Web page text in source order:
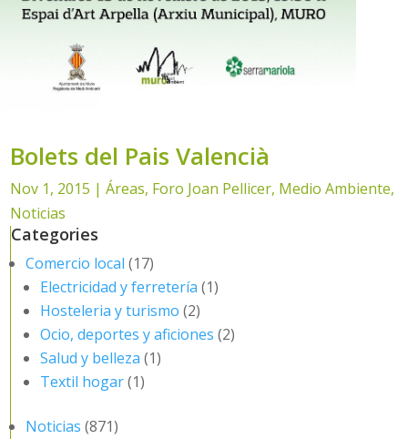
Bolets del Pais Valencià
Nov 1, 2015 |Áreas, Foro Joan Pellicer, Medio Ambiente,
Noticias
Categories
Comercio local (17)
Electricidad y ferretería (1)
Hosteleria y turismo (2)
Ocio, deportes y aficiones (2)
Salud y belleza (1)
Textil hogar(1)
Noticias (871)